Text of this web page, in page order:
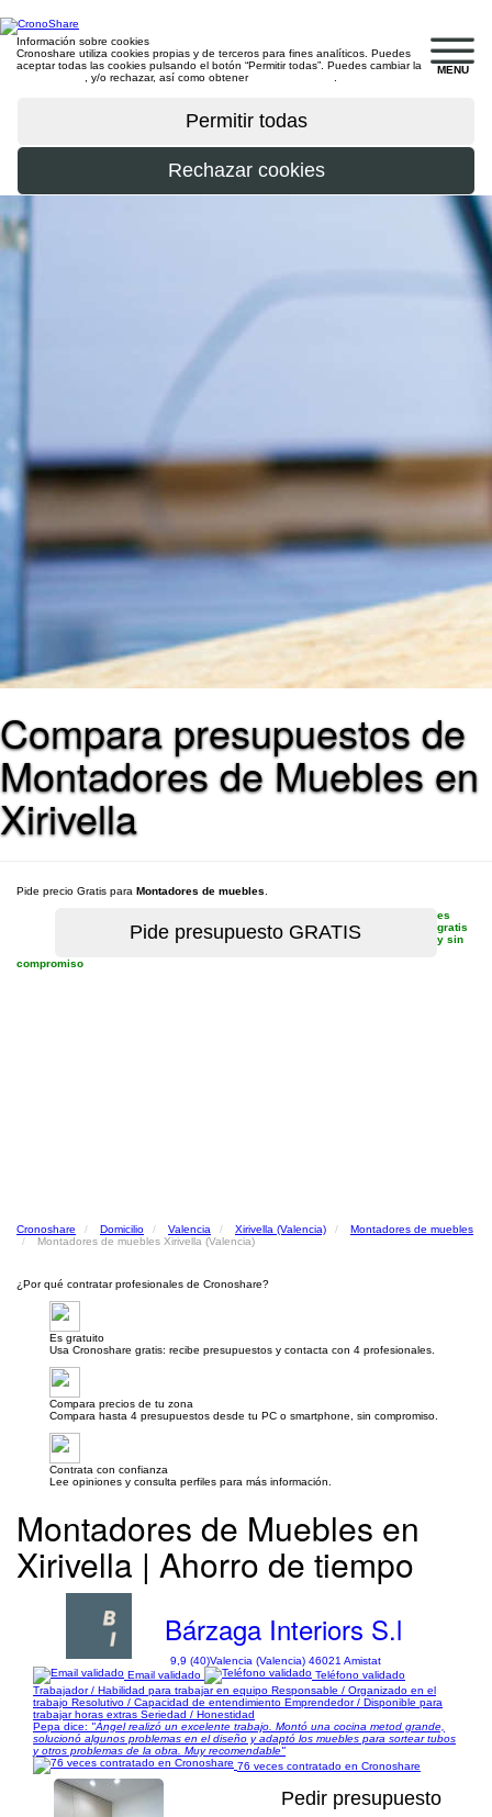
MENU
Información sobre cookies
Cronoshare utiliza cookies propias y de terceros para fines analíticos. Puedes
aceptar todas las cookies pulsando el botón “Permitir todas”. Puedes cambiar la
, y/o rechazar, así como obtener
Compara presupuestos de
Montadores de Muebles en
Xirivella
Pide precio Gratis para Montadores de muebles
es
gratis
y sin
compromiso
Cronoshare Domicilio Valencia Xirivella (Valencia)
Montadores de muebles
Montadores de muebles Xirivella (Valencia)
¿Por qué contratar profesionales de Cronoshare?
Es gratuito
Usa Cronoshare gratis: recibe presupuestos y contacta con 4 profesionales.
Compara precios de tu zona
Compara hasta 4 presupuestos desde tu PC o smartphone, sin compromiso.
Contrata con confianza
Lee opiniones y consulta perfiles para más información.
Montadores de Muebles en
Xirivella | Ahorro de tiempo
Bárzaga Interiors S.l
9,9 (40)Valencia (Valencia) 46021 Amistat
Email validado
Teléfono validado
Trabajador / Habilidad para trabajar en equipo Responsable / Organizado en el
trabajo Resolutivo / Capacidad de entendimiento Emprendedor / Disponible para
trabajar horas extras Seriedad / Honestidad
Pepa dice: "Ángel realizó un excelente trabajo. Montó una cocina metod grande,
solucionó algunos problemas en el diseño y adaptó los muebles para sortear tubos
y otros problemas de la obra. Muy recomendable"
76 veces contratado en Cronoshare
Pedir presupuesto